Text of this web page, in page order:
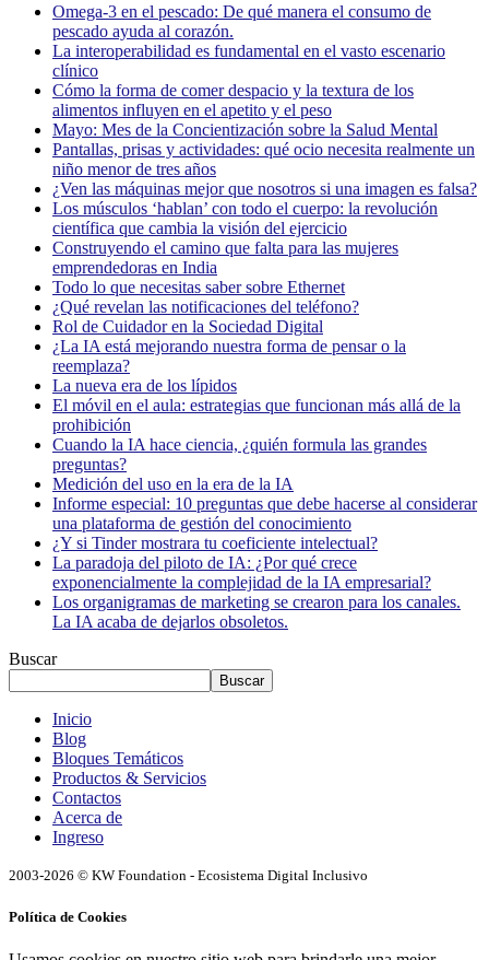
Omega-3 en el pescado: De qué manera el consumo de
pescado ayuda al corazón.
La interoperabilidad es fundamental en el vasto escenario
clínico
Cómo la forma de comer despacio y la textura de los
alimentos influyen en el apetito y el peso
Mayo: Mes de la Concientización sobre la Salud Mental
Pantallas, prisas y actividades: qué ocio necesita realmente un
niño menor de tres años
¿Ven las máquinas mejor que nosotros si una imagen es falsa?
Los músculos ‘hablan’ con todo el cuerpo: la revolución
científica que cambia la visión del ejercicio
Construyendo el camino que falta para las mujeres
emprendedoras en India
Todo lo que necesitas saber sobre Ethernet
¿Qué revelan las notificaciones del teléfono?
Rol de Cuidador en la Sociedad Digital
¿La IA está mejorando nuestra forma de pensar o la
reemplaza?
La nueva era de los lípidos
El móvil en el aula: estrategias que funcionan más allá de la
prohibición
Cuando la IA hace ciencia, ¿quién formula las grandes
preguntas?
Medición del uso en la era de la IA
Informe especial: 10 preguntas que debe hacerse al considerar
una plataforma de gestión del conocimiento
¿Y si Tinder mostrara tu coeficiente intelectual?
La paradoja del piloto de IA: ¿Por qué crece
exponencialmente la complejidad de la IA empresarial?
Los organigramas de marketing se crearon para los canales.
La IA acaba de dejarlos obsoletos.
Buscar
Buscar
Inicio
Blog
Bloques Temáticos
Productos & Servicios
Contactos
Acerca de
Ingreso
2003-2026 © KW Foundation - Ecosistema Digital Inclusivo
Política de Cookies